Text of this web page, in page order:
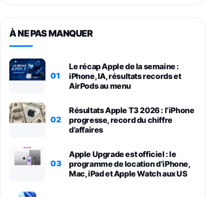
À NE PAS MANQUER
01
Le récap Apple de la semaine :
iPhone, IA, résultats records et
AirPods au menu
02
Résultats Apple T3 2026 : l’iPhone
progresse, record du chiffre
d’affaires
03
Apple Upgrade est officiel : le
programme de location d’iPhone,
Mac, iPad et Apple Watch aux US